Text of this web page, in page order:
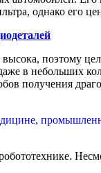
однако его
поэтому
в небольших
получения